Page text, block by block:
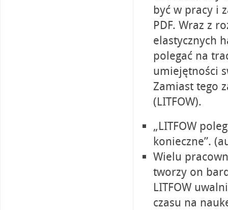
być w pracy i
PDF. Wraz z
elastycznych
polegać na
umiejętności
Zamiast tego
(LITFOW).
„LITFOW
konieczne”.
Wielu
tworzy on
LITFOW
czasu na